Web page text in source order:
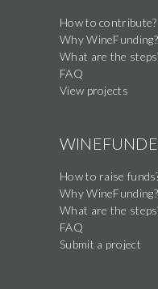
How to contribute?
Why WineFunding?
What are the
FAQ
View projects
How to raise
Why WineFunding?
What are the
FAQ
Submit a project